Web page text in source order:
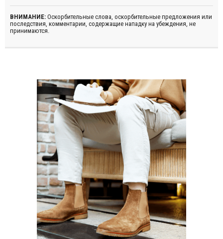
ВНИМАНИЕ: Оскорбительные слова, оскорбительные предложения или
последствия, комментарии, содержащие нападку на убеждения, не
принимаются.